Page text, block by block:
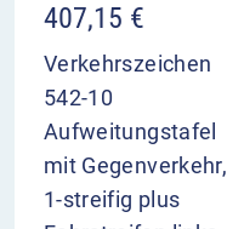
407,15 €
Verkehrszeichen
542-10
Aufweitungstafel
mit Gegenverkehr,
1-streifig plus